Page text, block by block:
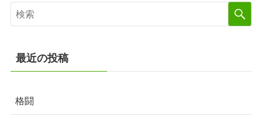
最近の投稿
格闘